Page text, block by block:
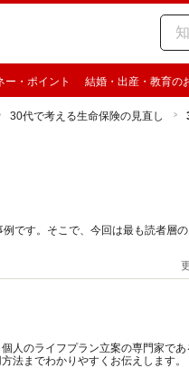
ー・ポイント 結婚・出産・教育の
30代で考える生命保険の見直し
です。そこで、今回は最も読者層
人のライフプラン立案の専門家で
法までわかりやすくお伝えします。